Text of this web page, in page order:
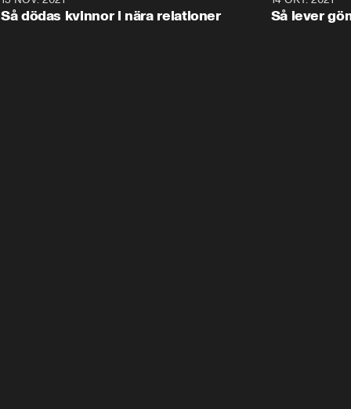
Så dödas kvinnor i nära relationer Så lever